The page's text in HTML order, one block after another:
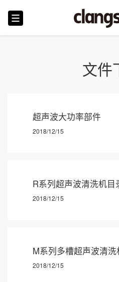
文件
超声波大功率部件
2018/12/15
R系列超声波清洗机目
2018/12/15
M系列多槽超声波清洗
2018/12/15